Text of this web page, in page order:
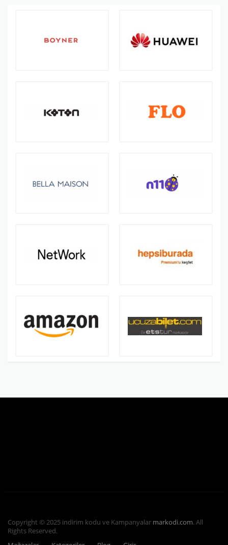
Copyright © 2025 indirim kodu ve Kampanyalar markodi.com. All
Rights Reserved.